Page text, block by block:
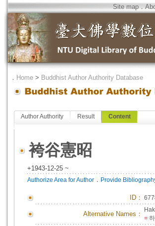
Site map．
． Home > Buddhist Author Authority Database
Author Authority Result Content
袴谷憲昭
+1943-12-25 ~
Authorize Area for Author ． Provide
ID ：
Alternative Names：
=